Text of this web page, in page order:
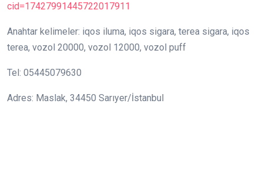
cid=17427991445722017911
Anahtar kelimeler: iqos iluma, iqos sigara, terea sigara, iqos
terea, vozol 20000, vozol 12000, vozol puff
Tel: 05445079630
Adres: Maslak, 34450 Sarıyer/İstanbul